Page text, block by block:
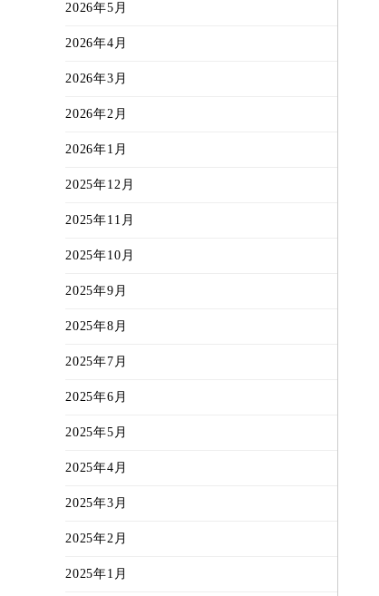
2026年5月
2026年4月
2026年3月
2026年2月
2026年1月
2025年12月
2025年11月
2025年10月
2025年9月
2025年8月
2025年7月
2025年6月
2025年5月
2025年4月
2025年3月
2025年2月
2025年1月